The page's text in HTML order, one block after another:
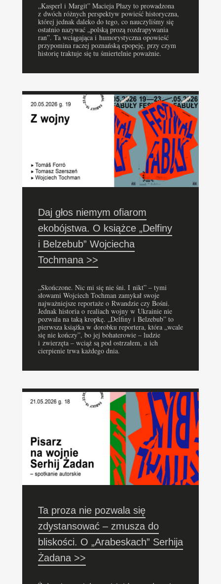
„Kasperl i Margit” Macieja Płazy to prowadzona
z dwóch różnych perspektyw powieść historyczna,
której jednak daleko do tego, co nauczyliśmy się
ostatnio nazywać „polską prozą rozdrapywania
ran”. Ta wciągająca i humorystyczna opowieść
przypomina raczej poznańską epopeję, przy czym
historię traktuje się tu śmiertelnie poważnie.
Daj głos niemym ofiarom
ekobójstwa. O książce „Delfiny
i Belzebub” Wojciecha
Tochmana >>
„Skończone. Nic mi się nie śni. I nikt” – tymi
słowami Wojciech Tochman zamykał swoje
najważniejsze reportaże o Rwandzie czy Bośni.
Jednak historia o realiach wojny w Ukrainie nie
pozwala na taką kropkę. „Delfiny i Belzebub” to
pierwsza książka w dorobku reportera, która „wcale
się nie kończy”, bo jej bohaterowie – ludzie
i zwierzęta – wciąż są pod ostrzałem, a ich
cierpienie trwa każdego dnia.
Ta proza nie pozwala się
zdystansować – zmusza do
bliskości. O „Arabeskach” Serhija
Żadana >>